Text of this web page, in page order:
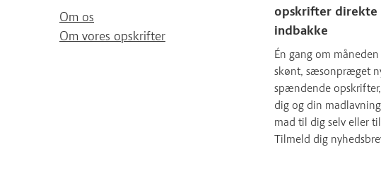
Om os
Om vores opskrifter
opskrifter direkte
indbakke
Én gang om
skønt, sæsonpræget
spændende
dig og din
mad til dig selv eller
Tilmeld dig